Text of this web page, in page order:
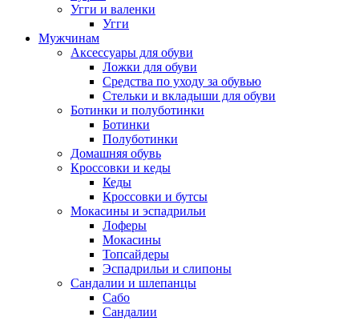
Угги и валенки
Угги
Мужчинам
Аксессуары для обуви
Ложки для обуви
Средства по уходу за обувью
Стельки и вкладыши для обуви
Ботинки и полуботинки
Ботинки
Полуботинки
Домашняя обувь
Кроссовки и кеды
Кеды
Кроссовки и бутсы
Мокасины и эспадрильи
Лоферы
Мокасины
Топсайдеры
Эспадрильи и слипоны
Сандалии и шлепанцы
Сабо
Сандалии